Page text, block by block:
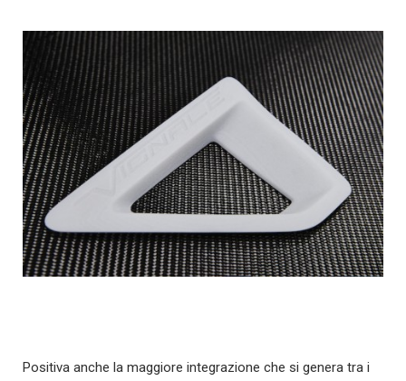
Positiva anche la maggiore integrazione che si genera tra i